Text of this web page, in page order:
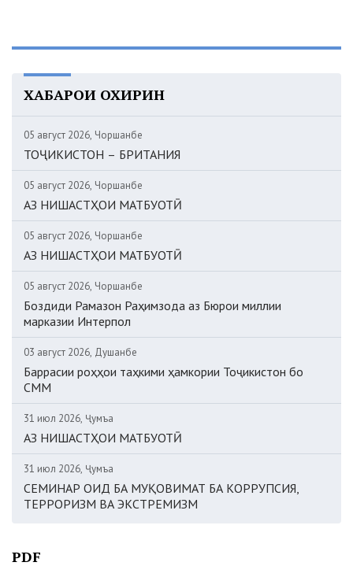
ХАБАРҲОИ ОХИРИН
05 август 2026, Чоршанбе
ТОҶИКИСТОН – БРИТАНИЯ
05 август 2026, Чоршанбе
АЗ НИШАСТҲОИ МАТБУОТӢ
05 август 2026, Чоршанбе
АЗ НИШАСТҲОИ МАТБУОТӢ
05 август 2026, Чоршанбе
Боздиди Рамазон Раҳимзода аз Бюрои миллии
марказии Интерпол
03 август 2026, Душанбе
Баррасии роҳҳои таҳкими ҳамкории Тоҷикистон бо
СММ
31 июл 2026, Ҷумъа
АЗ НИШАСТҲОИ МАТБУОТӢ
31 июл 2026, Ҷумъа
СЕМИНАР ОИД БА МУҚОВИМАТ БА КОРРУПСИЯ,
ТЕРРОРИЗМ ВА ЭКСТРЕМИЗМ
PDF